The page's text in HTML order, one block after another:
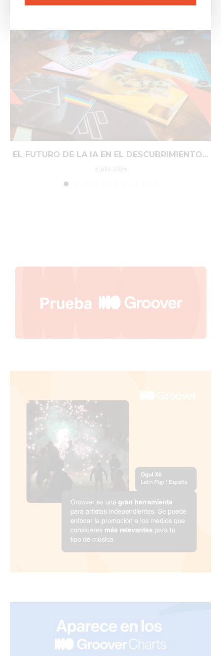
EL FUTURO DE LA IA EN EL DESCUBRIMIENTO...
6 julio 2026